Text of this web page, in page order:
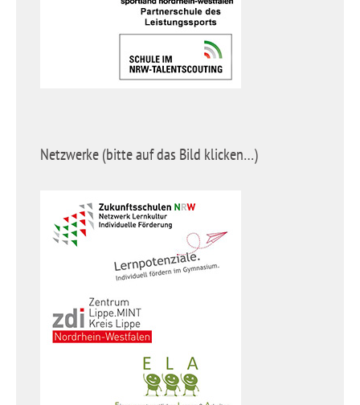
Netzwerke (bitte auf das Bild klicken…)